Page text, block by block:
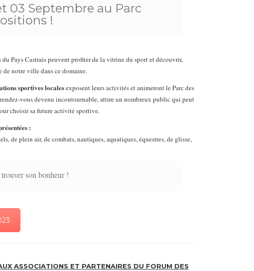
03 Septembre au Parc
!
du Pays Castrais peuvent profiter de la vitrine du sport et découvrir,
de notre ville dans ce domaine.
sportives localesexposent leurs activités et animeront le Parc des
vous devenu incontournable, attire un nombreux public qui peut
choisir sa future activité sportive.
:
de plein air, de combats, nautiques, aquatiques, équestres, de glisse,
son bonheur !
ASSOCIATIONS ET PARTENAIRES DU FORUM DES